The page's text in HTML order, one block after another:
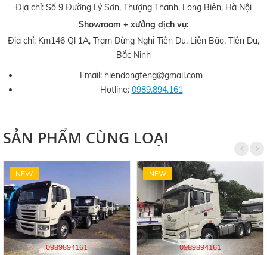
Địa chỉ: Số 9 Đường Lý Sơn, Thượng Thanh, Long Biên, Hà Nội
Showroom + xưởng dịch vụ:
Địa chỉ: Km146 Ql 1A, Trạm Dừng Nghỉ Tiên Du, Liên Bão, Tiên Du,
Bắc Ninh
Email: hiendongfeng@gmail.com
Hotline: 0989.894.161
SẢN PHẨM CÙNG LOẠI
0989894161
NEW
0989894161
NEW